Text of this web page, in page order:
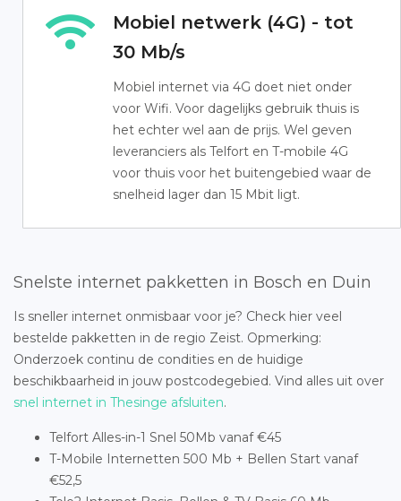
Mobiel netwerk (4G) - tot
30 Mb/s
Mobiel internet via 4G doet niet onder
voor Wifi. Voor dagelijks gebruik thuis is
het echter wel aan de prijs. Wel geven
leveranciers als Telfort en T-mobile 4G
voor thuis voor het buitengebied waar de
snelheid lager dan 15 Mbit ligt.
Snelste internet pakketten in Bosch en Duin
Is sneller internet onmisbaar voor je? Check hier veel
bestelde pakketten in de regio Zeist. Opmerking:
Onderzoek continu de condities en de huidige
beschikbaarheid in jouw postcodegebied. Vind alles uit over
snel internet in Thesinge afsluiten.
Telfort Alles-in-1 Snel 50Mb vanaf €45
T-Mobile Internetten 500 Mb + Bellen Start vanaf
€52,5